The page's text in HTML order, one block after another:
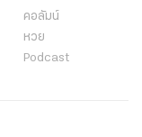
คอลัมน์
หวย
Podcast